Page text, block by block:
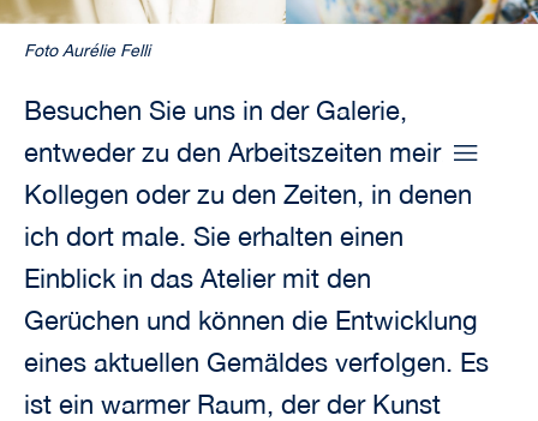
Foto Aurélie Felli
Besuchen Sie uns in der Galerie,
entweder zu den Arbeitszeiten meiner
Kollegen oder zu den Zeiten, in denen
ich dort male. Sie erhalten einen
Einblick in das Atelier mit den
Gerüchen und können die Entwicklung
eines aktuellen Gemäldes verfolgen. Es
ist ein warmer Raum, der der Kunst